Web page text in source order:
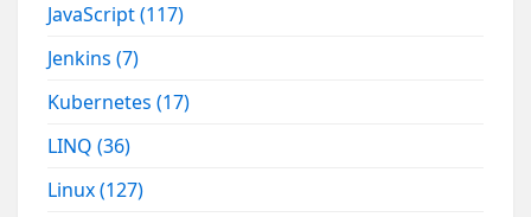
JavaScript(117)
Jenkins(7)
Kubernetes(17)
LINQ(36)
Linux(127)